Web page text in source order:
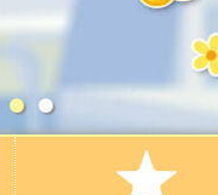
● ●